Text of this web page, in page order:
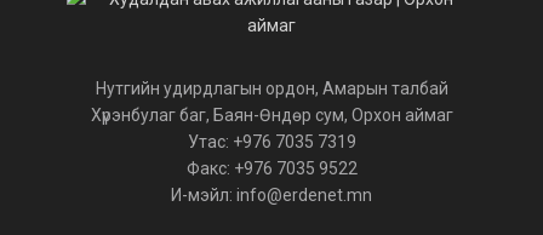
Нутгийн удирдлагын ордон, Амарын талбай
Хүрэнбулаг баг, Баян-Өндөр сум, Орхон аймаг
Утас: +976 7035 7319
Факс: +976 7035 9522
И-мэйл: info@erdenet.mn